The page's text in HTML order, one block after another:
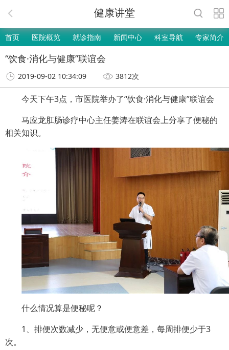
健康讲堂
首页 医院概览 就诊指南 新闻中心 科室导航 专家简介
“饮食·消化与健康”联谊会
2019-09-02 10:34:09 3812次
今天下午3点，市医院举办了“饮食·消化与健康”联谊会
马应龙肛肠诊疗中心主任姜涛在联谊会上分享了便秘的
相关知识。
什么情况算是便秘呢？
1、排便次数减少，无便意或便意差，每周排便少于3
次。